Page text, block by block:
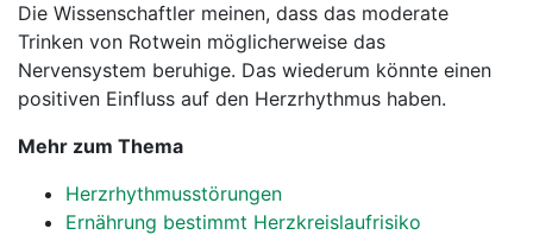
Die Wissenschaftler meinen, dass das moderate
Trinken von Rotwein möglicherweise das
Nervensystem beruhige. Das wiederum könnte einen
positiven Einfluss auf den Herzrhythmus haben.
Mehr zum Thema
Herzrhythmusstörungen
Ernährung bestimmt Herzkreislaufrisiko